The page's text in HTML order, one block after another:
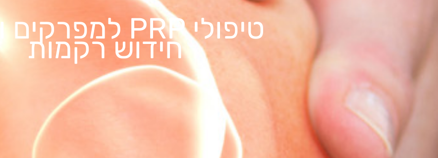
טיפולי PRP למפרקים ושלד
טיפול זעיר פולשני